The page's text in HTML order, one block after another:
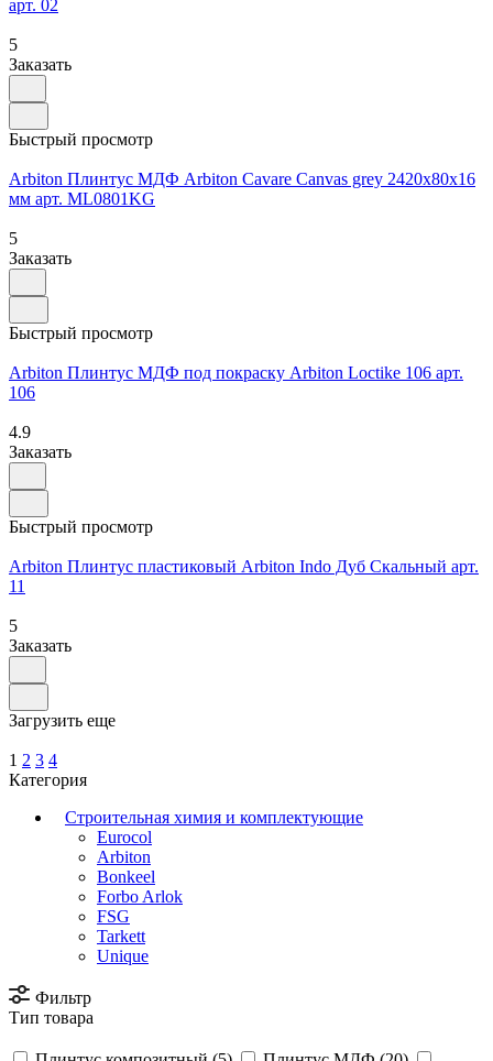
арт. 02
5
Заказать
Быстрый просмотр
Arbiton Плинтус МДФ Arbiton Cavare Canvas grey 2420х80х16
мм арт. ML0801KG
5
Заказать
Быстрый просмотр
Arbiton Плинтус МДФ под покраску Arbiton Loctike 106 арт.
106
4.9
Заказать
Быстрый просмотр
Arbiton Плинтус пластиковый Arbiton Indo Дуб Скальный арт.
11
5
Заказать
Загрузить еще
1 2 3 4
Категория
Строительная химия и комплектующие
Eurocol
Arbiton
Bonkeel
Forbo Arlok
FSG
Tarkett
Unique
Фильтр
Тип товара